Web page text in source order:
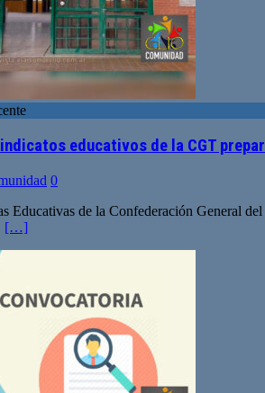
educativos de la CGT
0
Educativas de la Confederación General
[…]